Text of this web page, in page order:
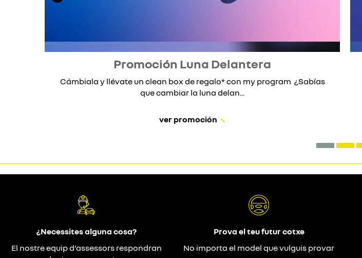
Promoción Luna Delantera
Cámbiala y llévate un clean box de regalo* con my program ¿Sabías
que cambiar la luna delan...
ver promoción
¿Necessites alguna cosa?
El nostre equip d'assessors respondran
Prova el teu futur cotxe
No importa el model que vulguis provar